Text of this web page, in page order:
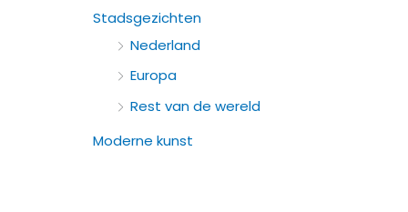
Stadsgezichten
Nederland
Europa
Rest van de wereld
Moderne kunst